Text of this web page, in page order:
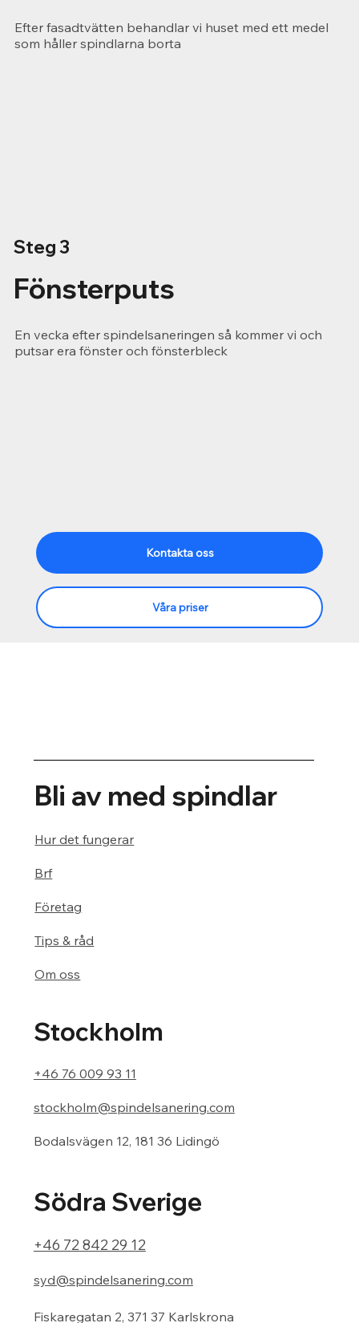
Efter fasadtvätten behandlar vi huset med ett medel
som håller spindlarna borta
En vecka efter spindelsaneringen så kommer vi och
putsar era fönster och fönsterbleck
Fönsterputs
Steg 3
Kontakta oss
Våra priser
Bli av med spindlar
Hur det fungerar
Brf
Företag
Tips & råd
Om oss
Södra Sverige
+46 72 842 29 12
Fiskaregatan 2, 371 37 Karlskrona
syd@spindelsanering.com
Stockholm
+46 76 009 93 11
Bodalsvägen 12, 181 36 Lidingö
stockholm@spindelsanering.com